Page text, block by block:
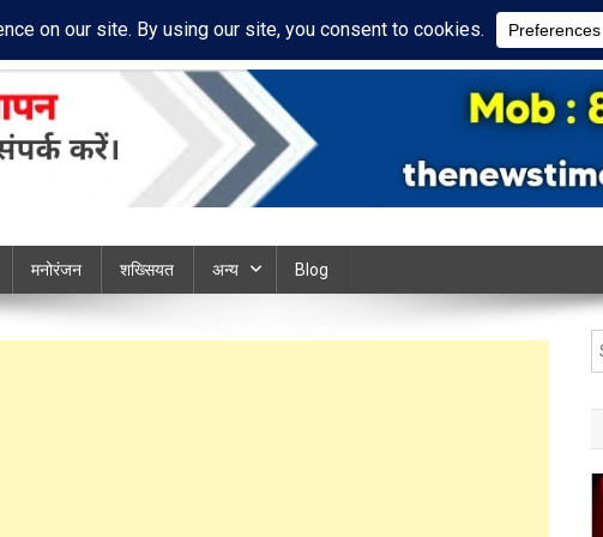
Policy Disclaimer
chandauli
मनोरंजन शख्सियत अन्य Blog